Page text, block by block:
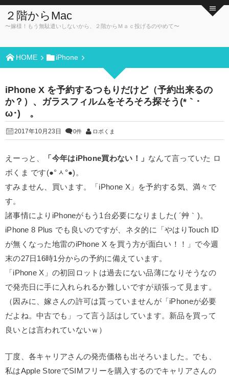
２階からMac
〜嫁様！もう無駄遣いしないから、２階からＭａｃ投げるのやめて〜
HOME iPhone
iPhone X を予約するつもりだけど（予約出来るの
か？）、ガラスフィルムをそろそろ探そう(*｀･
ω･)ゞ。
2017年10月23日 0件 ロボくま
えーっと、 「今年はiPhone買わない！」 なんて言っていた ロ
ボくま です(●°ᆺ°●)。
すみません、買います。「iPhone X」を予約する気、満々で
す。
諸事情によりiPhoneがもう1台必要になりました( ´艸｀)。
iPhone 8 Plus でも良いのですが、ネタ的に「やはりTouch ID
が無くなった地雷のiPhone X を買う方が面白い！！」で今週
末の27日16時1分からの予約に備えています。
「iPhone X」の初回ロットは過去にない品薄になりそうなの
で発売日に手に入れられるか難しいですが頑張って見ます。
（因みに、嫁さんの許可は貰っていませんが「iPhoneが必要
だよね。中古でも」って言う話はしています。新品を買って
良いとは言われていないｗ）
丁度、各キャリアさんの発売価格も出そろいました。でも、
私はApple StoreでSIMフリーを購入するのでキャリアさんの